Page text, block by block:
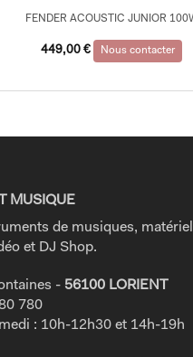
FENDER ACOUSTIC JUNIOR
449,00 € Nous contacter
MUSIQUE
de musiques,
et DJ Shop.
- 56100 LORIENT
780
: 10h-12h30 et 14h-19h